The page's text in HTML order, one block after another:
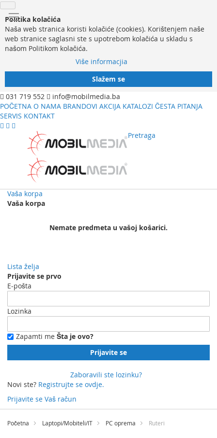
Politika kolačića
Naša web stranica koristi kolačiće (cookies). Korištenjem naše
web stranice saglasni ste s upotrebom kolačića u skladu s
našom Politikom kolačića.
Više informacjia
Slažem se
031 719 552
info@mobilmedia.ba
POČETNA O NAMA BRANDOVI AKCIJA KATALOZI ČESTA PITANJA
SERVIS KONTAKT
Pretraga
Vaša korpa
Vaša korpa
Nemate predmeta u vašoj košarici.
Lista želja
Prijavite se prvo
E-pošta
Lozinka
Zapamti me Šta je ovo?
Prijavite se
Zaboravili ste lozinku?
Novi ste? Registrujte se ovdje.
Prijavite se Vaš račun
Preskočite
sadržaj
Početna Laptopi/Mobiteli/IT PC oprema Ruteri